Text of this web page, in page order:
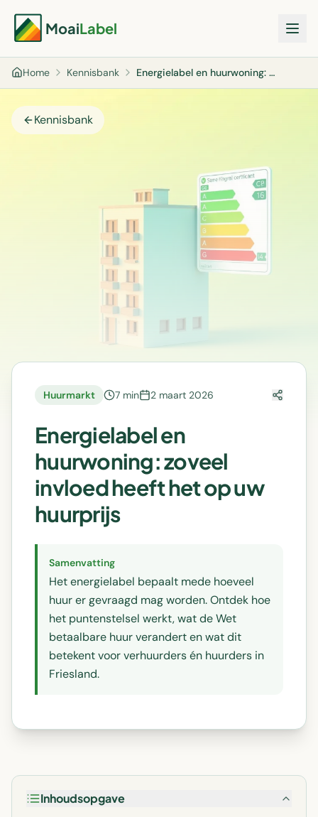
MoaiLabel
Home Kennisbank Energielabel en huurwoning: zoveel invloed heeft het op uw huurprijs
Kennisbank
Huurmarkt 7 min 2 maart 2026
Energielabel en
huurwoning: zoveel
invloed heeft het op uw
huurprijs
Samenvatting
Het energielabel bepaalt mede hoeveel
huur er gevraagd mag worden. Ontdek hoe
het puntenstelsel werkt, wat de Wet
betaalbare huur verandert en wat dit
betekent voor verhuurders én huurders in
Friesland.
Inhoudsopgave